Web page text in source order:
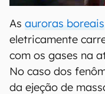
As auroras boreais
eletricamente
com os gases na
No caso dos
da ejeção de